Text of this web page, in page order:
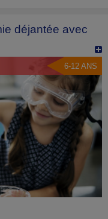
déjantée avec
6-12 ANS